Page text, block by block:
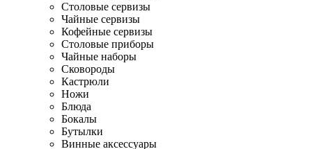
Столовые сервизы
Чайные сервизы
Кофейные сервизы
Столовые приборы
Чайные наборы
Сковороды
Кастрюли
Ножи
Блюда
Бокалы
Бутылки
Винные аксессуары